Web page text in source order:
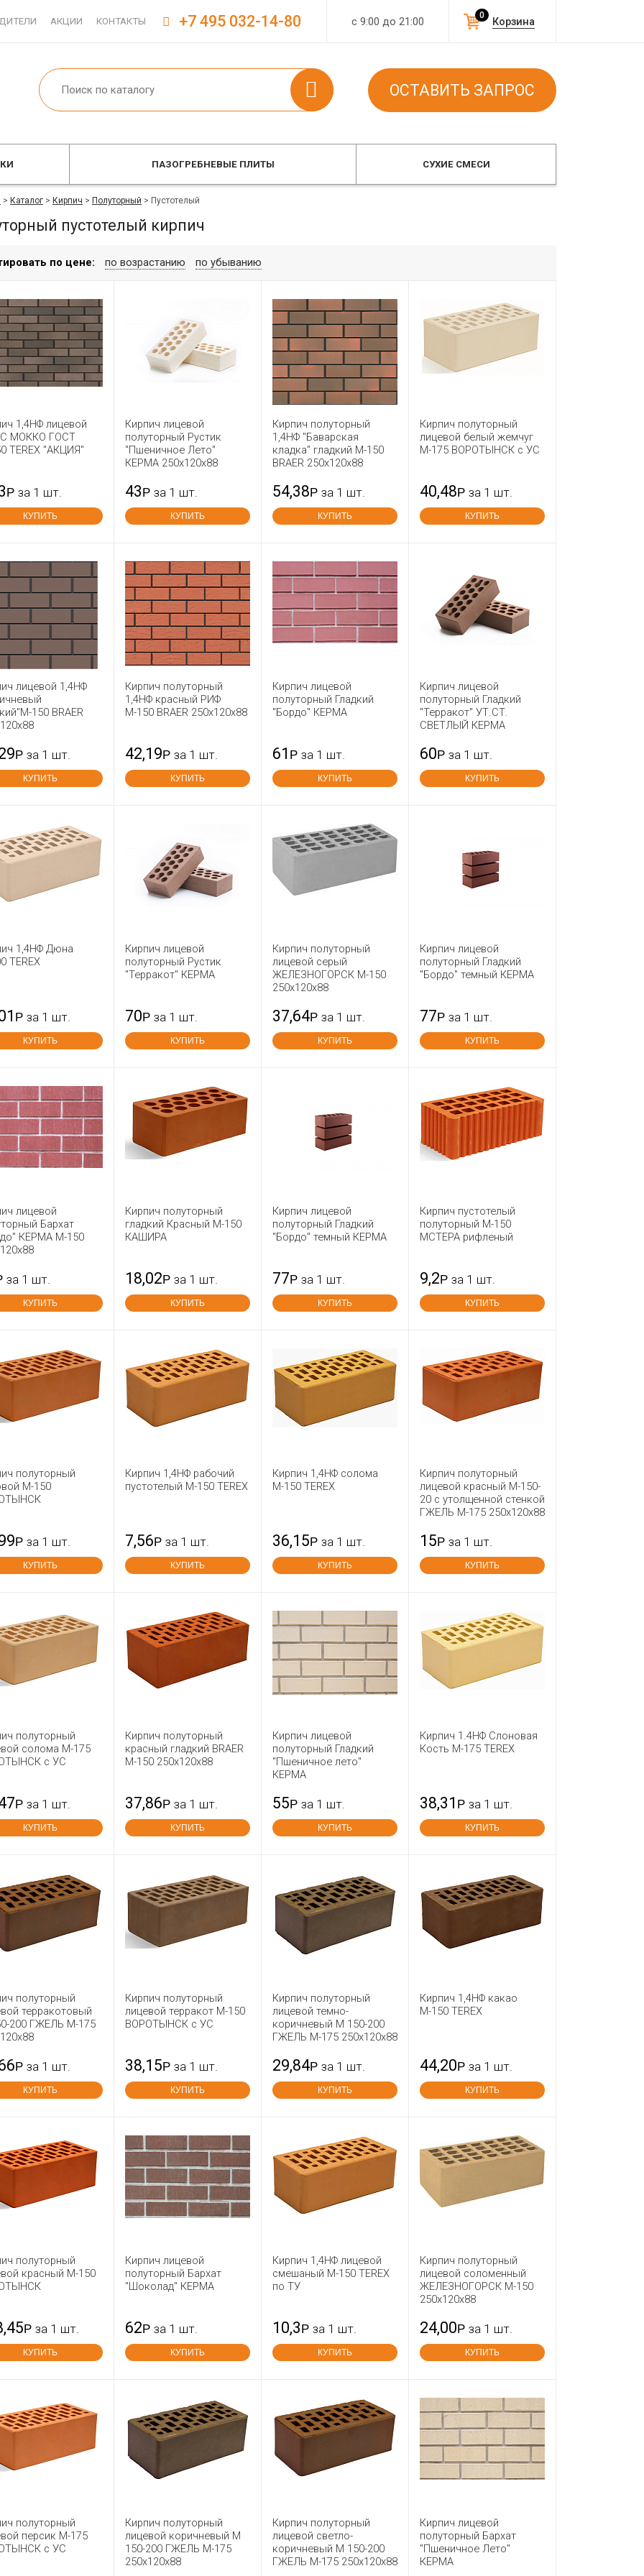
АКЦИИ КОНТАКТЫ с 9:00 до 21:00 Корзина
0
+7 495 032-14-80
ОСТАВИТЬ ЗАПРОС
ПАЗОГРЕБНЕВЫЕ ПЛИТЫ СУХИЕ СМЕСИ
> Каталог > Кирпич > Полуторный > Пустотелый
пустотелый кирпич
по цене: по возрастанию по убыванию
1,4НФ лицевой
МОККО ГОСТ
TEREX "АКЦИЯ"
Р за 1 шт.
КУПИТЬ
Кирпич лицевой
полуторный Рустик
"Пшеничное Лето"
КЕРМА 250x120x88
43Р за 1 шт.
КУПИТЬ
Кирпич полуторный
1,4НФ "Баварская
кладка" гладкий М-150
BRAER 250x120x88
54,38Р за 1 шт.
КУПИТЬ
Кирпич полуторный
лицевой белый жемчуг
М-175 ВОРОТЫНСК с УС
40,48Р за 1 шт.
КУПИТЬ
лицевой 1,4НФ
150 BRAER
Р за 1 шт.
КУПИТЬ
Кирпич полуторный
1,4НФ красный РИФ
М-150 BRAER 250x120x88
42,19Р за 1 шт.
КУПИТЬ
Кирпич лицевой
полуторный Гладкий
"Бордо" КЕРМА
61 Р за 1 шт.
КУПИТЬ
Кирпич лицевой
полуторный Гладкий
"Терракот" УТ.СТ.
СВЕТЛЫЙ КЕРМА
60Р за 1 шт.
КУПИТЬ
1,4НФ Дюна
TEREX
Р за 1 шт.
КУПИТЬ
Кирпич лицевой
полуторный Рустик
"Терракот" КЕРМА
70Р за 1 шт.
КУПИТЬ
Кирпич полуторный
лицевой серый
ЖЕЛЕЗНОГОРСК М-150
250x120x88
37,64Р за 1 шт.
КУПИТЬ
Кирпич лицевой
полуторный Гладкий
"Бордо" темный КЕРМА
77Р за 1 шт.
КУПИТЬ
лицевой
Бархат
КЕРМА М-150
за 1 шт.
КУПИТЬ
Кирпич полуторный
гладкий Красный М-150
КАШИРА
18,02Р за 1 шт.
КУПИТЬ
Кирпич лицевой
полуторный Гладкий
"Бордо" темный КЕРМА
77Р за 1 шт.
КУПИТЬ
Кирпич пустотелый
полуторный М-150
МСТЕРА рифленый
9,2Р за 1 шт.
КУПИТЬ
полуторный
М-150
Р за 1 шт.
КУПИТЬ
Кирпич 1,4НФ рабочий
пустотелый М-150 TEREX
7,56Р за 1 шт.
КУПИТЬ
Кирпич 1,4НФ солома
М-150 TEREX
36,15Р за 1 шт.
КУПИТЬ
Кирпич полуторный
лицевой красный М-150-
20 с утолщенной стенкой
ГЖЕЛЬ М-175 250x120x88
15Р за 1 шт.
КУПИТЬ
полуторный
солома М-175
с УС
Р за 1 шт.
КУПИТЬ
Кирпич полуторный
красный гладкий BRAER
М-150 250x120x88
37,86Р за 1 шт.
КУПИТЬ
Кирпич лицевой
полуторный Гладкий
"Пшеничное лето"
КЕРМА
55Р за 1 шт.
КУПИТЬ
Кирпич 1.4НФ Слоновая
Кость М-175 TEREX
38,31 Р за 1 шт.
КУПИТЬ
полуторный
терракотовый
200 ГЖЕЛЬ М-175
Р за 1 шт.
КУПИТЬ
Кирпич полуторный
лицевой терракот М-150
ВОРОТЫНСК с УС
38,15Р за 1 шт.
КУПИТЬ
Кирпич полуторный
лицевой темно-
коричневый М 150-200
ГЖЕЛЬ М-175 250x120x88
29,84Р за 1 шт.
КУПИТЬ
Кирпич 1,4НФ какао
М-150 TEREX
44,20Р за 1 шт.
КУПИТЬ
полуторный
красный М-150
Р за 1 шт.
КУПИТЬ
Кирпич лицевой
полуторный Бархат
"Шоколад" КЕРМА
62Р за 1 шт.
КУПИТЬ
Кирпич 1,4НФ лицевой
смешаный М-150 TEREX
по ТУ
10,3Р за 1 шт.
КУПИТЬ
Кирпич полуторный
лицевой соломенный
ЖЕЛЕЗНОГОРСК М-150
250x120x88
24,00Р за 1 шт.
КУПИТЬ
полуторный
персик М-175
с УС
Кирпич полуторный
лицевой коричневый М
150-200 ГЖЕЛЬ М-175
250x120x88
Кирпич полуторный
лицевой светло-
коричневый М 150-200
ГЖЕЛЬ М-175 250x120x88
Кирпич лицевой
полуторный Бархат
"Пшеничное Лето"
КЕРМА